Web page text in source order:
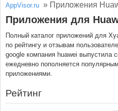
AppVisor.ru » Приложения
Приложения для
Полный каталог приложений для
по рейтингу и отзывам
google компания huawei выпустила
ежедневно пополняется
приложениями.
Рейтинг